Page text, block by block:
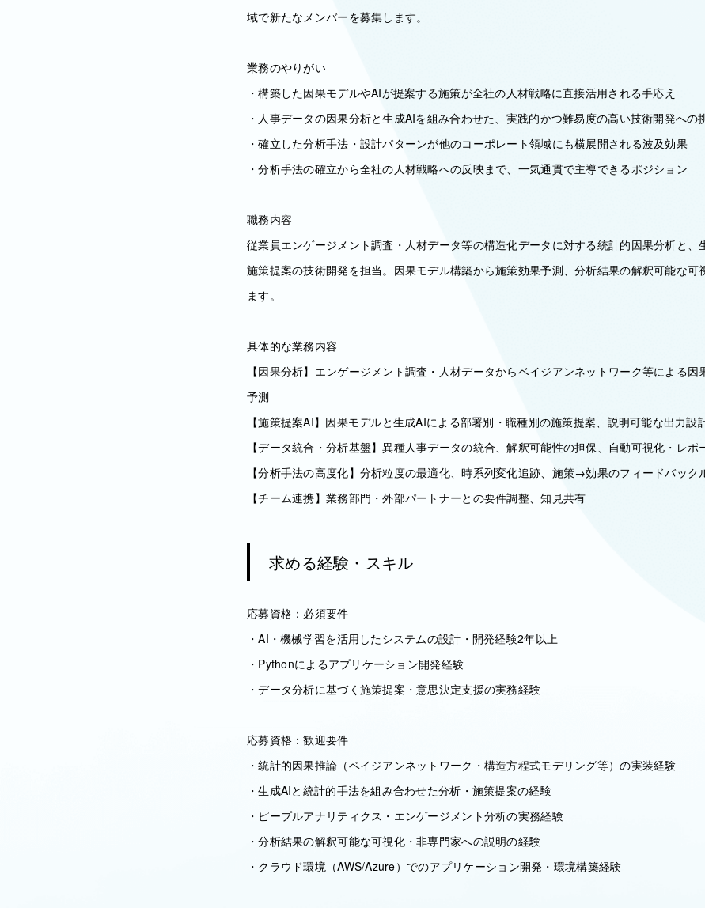
域で新たなメンバーを募集します。
業務のやりがい
・構築した因果モデルやAIが提案する施策が全社の人材戦略に直接活用される手応え
・人事データの因果分析と生成AIを組み合わせた、実践的かつ難易度の高い技術開発への
・確立した分析手法・設計パターンが他のコーポレート領域にも横展開される波及効果
・分析手法の確立から全社の人材戦略への反映まで、一気通貫で主導できるポジション
職務内容
従業員エンゲージメント調査・人材データ等の構造化データに対する統計的因果分析と、
施策提案の技術開発を担当。因果モデル構築から施策効果予測、分析結果の解釈可能な可
ます。
具体的な業務内容
【因果分析】エンゲージメント調査・人材データからベイジアンネットワーク等による
予測
【施策提案AI】因果モデルと生成AIによる部署別・職種別の施策提案、説明可能な出力設
【データ統合・分析基盤】異種人事データの統合、解釈可能性の担保、自動可視化・レポ
【分析手法の高度化】分析粒度の最適化、時系列変化追跡、施策→効果のフィードバック
【チーム連携】業務部門・外部パートナーとの要件調整、知見共有
求める経験・スキル
応募資格：必須要件
・AI・機械学習を活用したシステムの設計・開発経験2年以上
・Pythonによるアプリケーション開発経験
・データ分析に基づく施策提案・意思決定支援の実務経験
応募資格：歓迎要件
・統計的因果推論（ベイジアンネットワーク・構造方程式モデリング等）の実装経験
・生成AIと統計的手法を組み合わせた分析・施策提案の経験
・ピープルアナリティクス・エンゲージメント分析の実務経験
・分析結果の解釈可能な可視化・非専門家への説明の経験
・クラウド環境（AWS/Azure）でのアプリケーション開発・環境構築経験